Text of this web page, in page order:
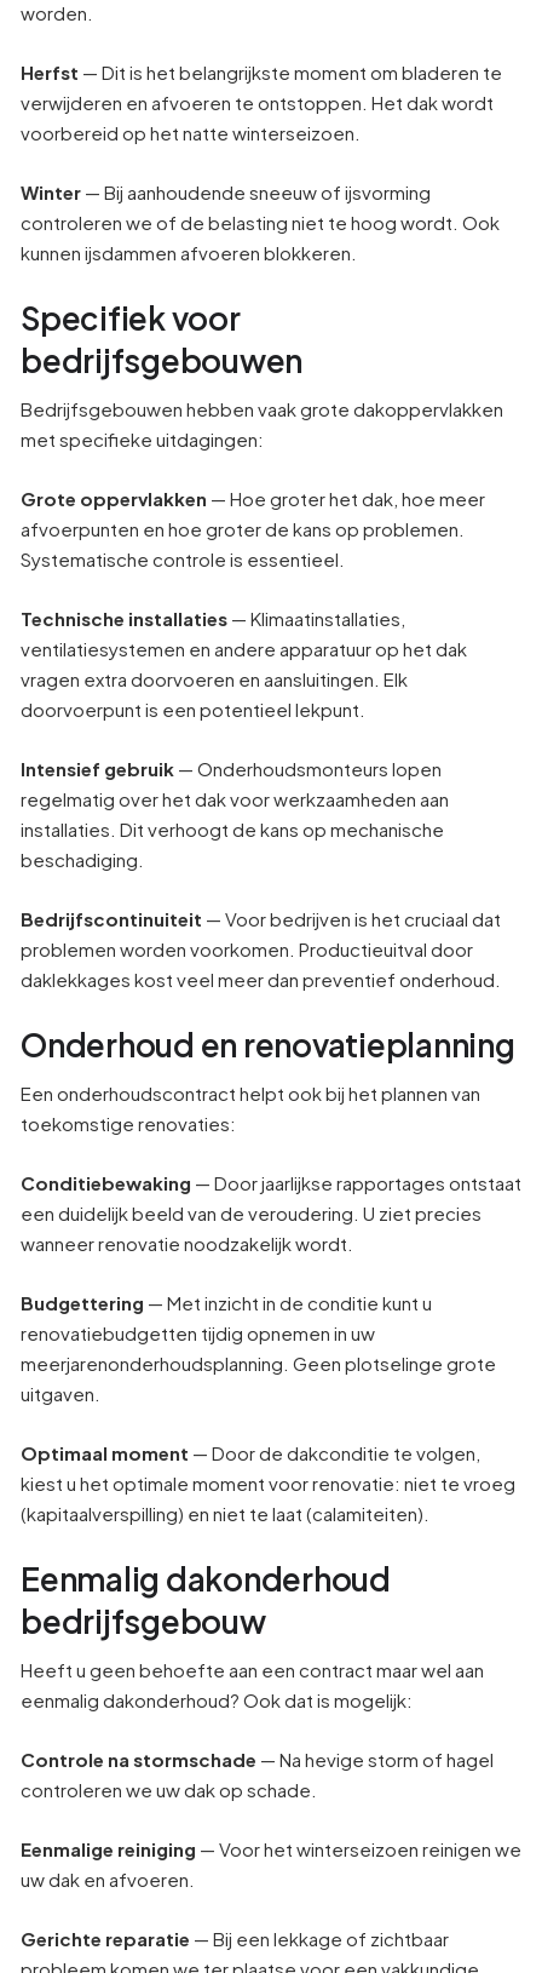
worden.
Herfst — Dit is het belangrijkste moment om bladeren te
verwijderen en afvoeren te ontstoppen. Het dak wordt
voorbereid op het natte winterseizoen.
Winter — Bij aanhoudende sneeuw of ijsvorming
controleren we of de belasting niet te hoog wordt. Ook
kunnen ijsdammen afvoeren blokkeren.
Specifiek voor
bedrijfsgebouwen
Bedrijfsgebouwen hebben vaak grote dakoppervlakken
met specifieke uitdagingen:
Grote oppervlakken — Hoe groter het dak, hoe meer
afvoerpunten en hoe groter de kans op problemen.
Systematische controle is essentieel.
Technische installaties — Klimaatinstallaties,
ventilatiesystemen en andere apparatuur op het dak
vragen extra doorvoeren en aansluitingen. Elk
doorvoerpunt is een potentieel lekpunt.
Intensief gebruik — Onderhoudsmonteurs lopen
regelmatig over het dak voor werkzaamheden aan
installaties. Dit verhoogt de kans op mechanische
beschadiging.
Bedrijfscontinuiteit — Voor bedrijven is het cruciaal dat
problemen worden voorkomen. Productieuitval door
daklekkages kost veel meer dan preventief onderhoud.
Onderhoud en renovatieplanning
Een onderhoudscontract helpt ook bij het plannen van
toekomstige renovaties:
Conditiebewaking — Door jaarlijkse rapportages ontstaat
een duidelijk beeld van de veroudering. U ziet precies
wanneer renovatie noodzakelijk wordt.
Budgettering — Met inzicht in de conditie kunt u
renovatiebudgetten tijdig opnemen in uw
meerjarenonderhoudsplanning. Geen plotselinge grote
uitgaven.
Optimaal moment — Door de dakconditie te volgen,
kiest u het optimale moment voor renovatie: niet te vroeg
(kapitaalverspilling) en niet te laat (calamiteiten).
Eenmalig dakonderhoud
bedrijfsgebouw
Heeft u geen behoefte aan een contract maar wel aan
eenmalig dakonderhoud? Ook dat is mogelijk:
Controle na stormschade — Na hevige storm of hagel
controleren we uw dak op schade.
Eenmalige reiniging — Voor het winterseizoen reinigen we
uw dak en afvoeren.
Gerichte reparatie — Bij een lekkage of zichtbaar